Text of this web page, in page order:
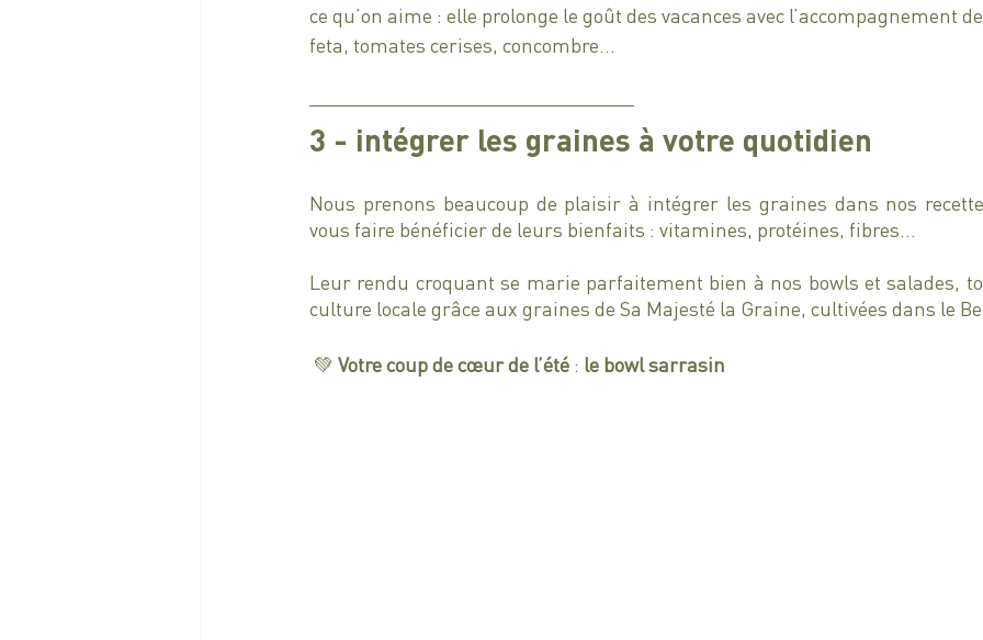
ce qu’on aime : elle prolonge le goût des vacances avec l’accompagnement
feta, tomates cerises, concombre…
3 - intégrer les graines à votre quotidien
Nous prenons beaucoup de plaisir à intégrer les graines dans nos
vous faire bénéficier de leurs bienfaits : vitamines, protéines, fibres…
Leur rendu croquant se marie parfaitement bien à nos bowls et salades,
culture locale grâce aux graines de Sa Majesté la Graine, cultivées dans le
💚 Votre coup de cœur de l’été : le bowl sarrasin